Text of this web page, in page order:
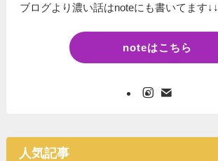
ブログより濃い話はnoteにも書いてます↓↓
noteはこちら
人気記事